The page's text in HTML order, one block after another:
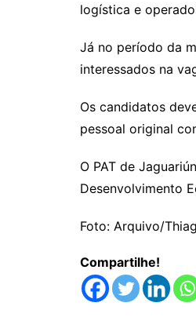
logística e
Já no período da
interessados na
Os candidatos
pessoal original
O PAT de
Desenvolvimento
Foto: Arquivo/
Compartilhe!